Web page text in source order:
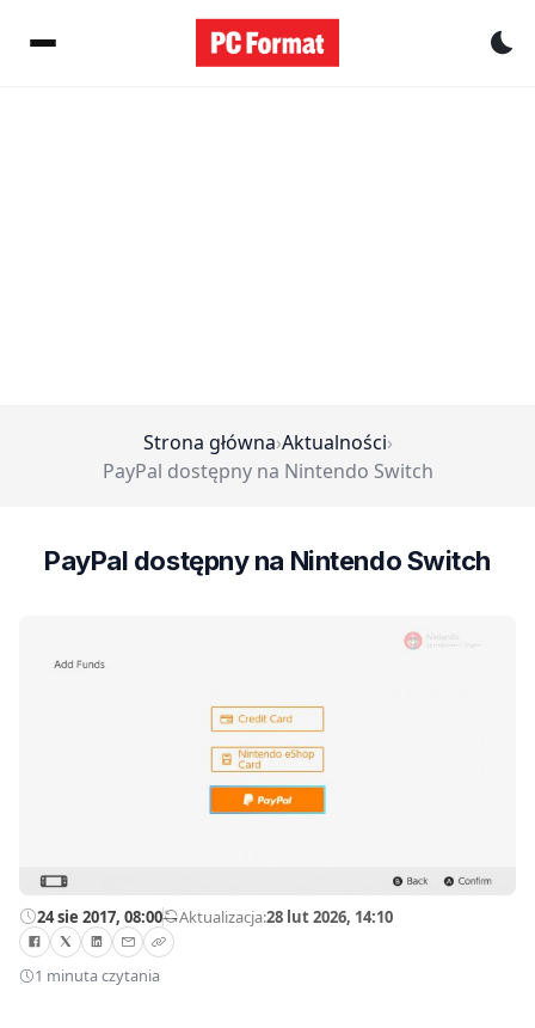
Strona główna›Aktualności›
PayPal dostępny na Nintendo Switch
PayPal dostępny na Nintendo Switch
24 sie 2017, 08:00—Aktualizacja:28 lut 2026, 14:10
1 minuta czytania